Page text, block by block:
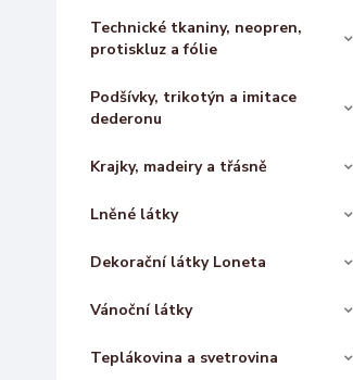
Technické tkaniny, neopren,
protiskluz a fólie
Podšívky, trikotýn a imitace
dederonu
Krajky, madeiry a třásně
Lněné látky
Dekorační látky Loneta
Vánoční látky
Teplákovina a svetrovina